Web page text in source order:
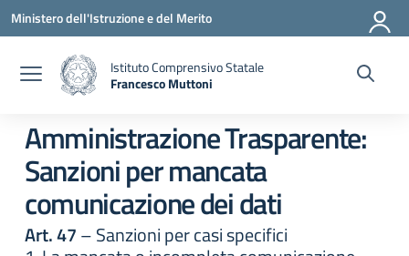
Vai ai contenuti
Vai al menu di navigazione
Vai al footer
Ministero dell'Istruzione e del Merito
Istituto Comprensivo Statale
Francesco Muttoni
Amministrazione Trasparente:
Sanzioni per mancata
comunicazione dei dati
Art. 47– Sanzioni per casi specifici